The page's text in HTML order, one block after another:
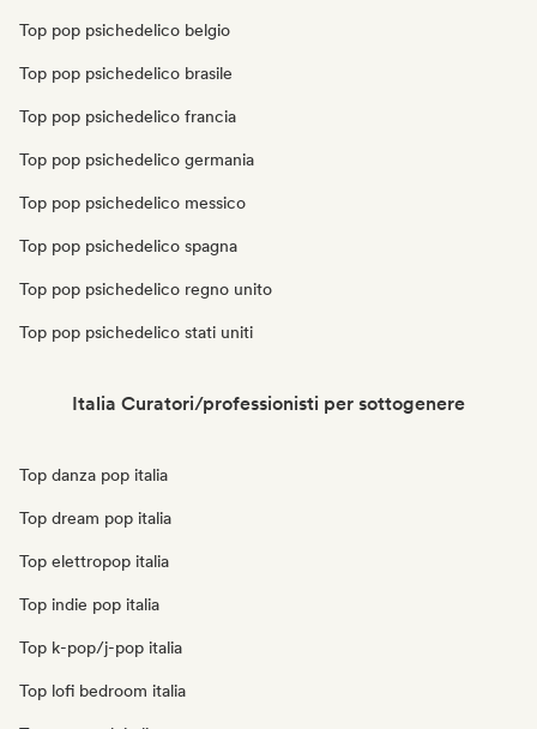
Top pop psichedelico belgio
Top pop psichedelico brasile
Top pop psichedelico francia
Top pop psichedelico germania
Top pop psichedelico messico
Top pop psichedelico spagna
Top pop psichedelico regno unito
Top pop psichedelico stati uniti
Italia Curatori/professionisti per sottogenere
Top danza pop italia
Top dream pop italia
Top elettropop italia
Top indie pop italia
Top k-pop/j-pop italia
Top lofi bedroom italia